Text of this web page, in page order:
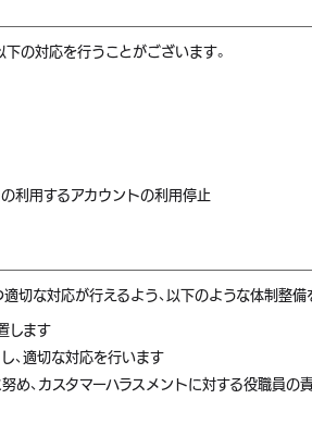
の対応を行うことがございます。
利用するアカウントの利用停止
切な対応が行えるよう、以下のような体制整備
します
、適切な対応を行います
め、カスタマーハラスメントに対する役職員の